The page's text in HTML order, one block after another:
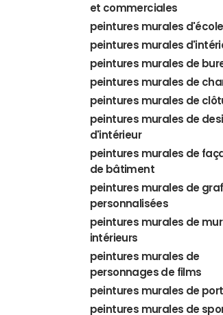
et commerciales
peintures murales d'école
peintures murales
peintures murales de
peintures murales de
peintures murales de
peintures murales de
d'intérieur
peintures murales de
de bâtiment
peintures murales de
personnalisées
peintures murales de
intérieurs
peintures murales de
personnages de films
peintures murales de
peintures murales de